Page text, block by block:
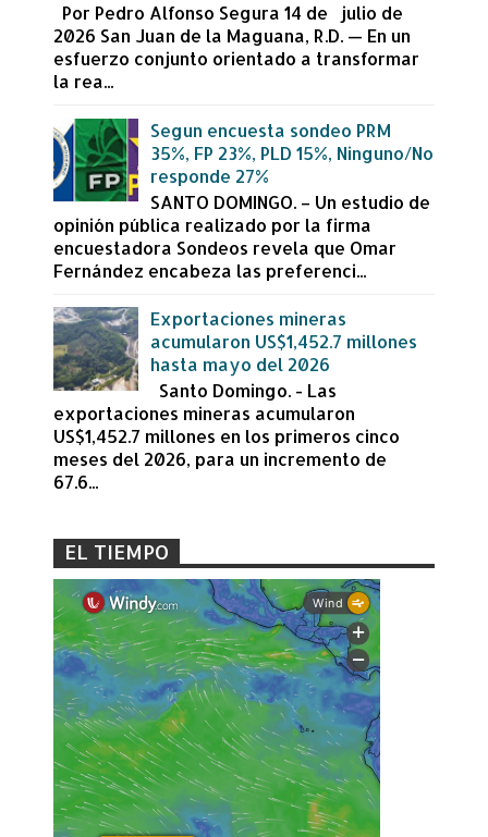
Por Pedro Alfonso Segura 14 de julio de
2026 San Juan de la Maguana, R.D. — En un
esfuerzo conjunto orientado a transformar
la rea...
Segun encuesta sondeo PRM
35%, FP 23%, PLD 15%, Ninguno/No
responde 27%
SANTO DOMINGO. – Un estudio de
opinión pública realizado por la firma
encuestadora Sondeos revela que Omar
Fernández encabeza las preferenci...
Exportaciones mineras
acumularon US$1,452.7 millones
hasta mayo del 2026
Santo Domingo. - Las
exportaciones mineras acumularon
US$1,452.7 millones en los primeros cinco
meses del 2026, para un incremento de
67.6...
EL TIEMPO